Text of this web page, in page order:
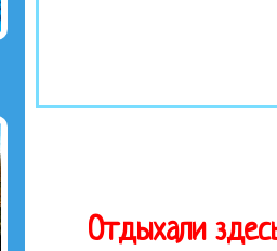
Отдыхали